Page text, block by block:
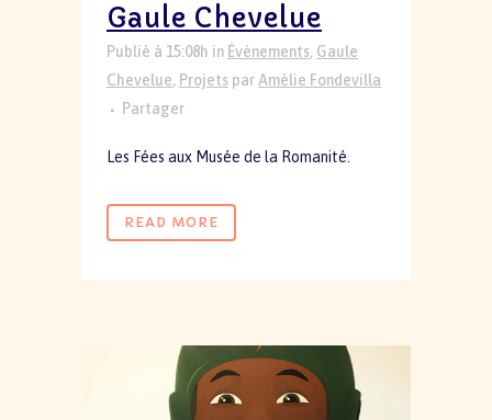
Gaule Chevelue
Publié à 15:08h in Événements, Gaule
Chevelue, Projets par Amélie Fondevilla
Partager
Les Fées aux Musée de la Romanité.
READ MORE